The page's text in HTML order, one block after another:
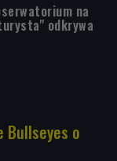
na
odkrywa
Bullseyes o